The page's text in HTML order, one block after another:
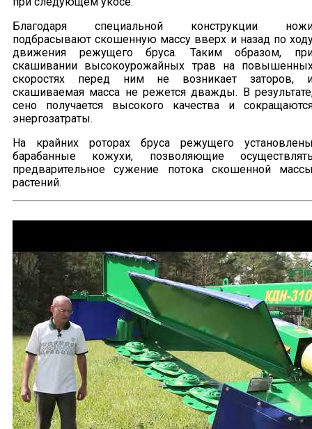
Благодаря специальной конструкции
подбрасывают скошенную массу вверх и назад по
движения режущего бруса. Таким образом,
скашивании высокоурожайных трав на
скоростях перед ним не возникает заторов,
скашиваемая масса не режется дважды. В
сено получается высокого качества и
энергозатраты.
На крайних роторах бруса режущего
барабанные кожухи, позволяющие
предварительное сужение потока скошенной
растений.